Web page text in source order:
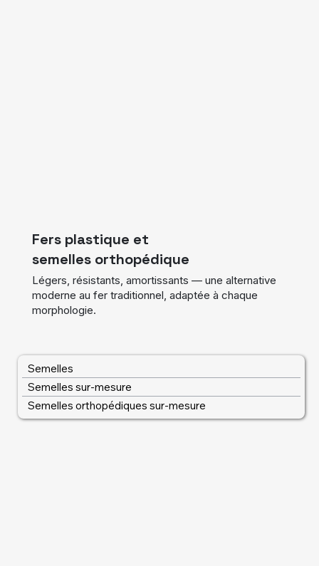
Fers plastique et
semelles orthopédique
Légers, résistants, amortissants — une alternative
moderne au fer traditionnel, adaptée à chaque
morphologie.
Semelles
Semelles sur-mesure
Semelles orthopédiques sur-mesure